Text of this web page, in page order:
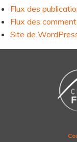
Flux des
Flux des
Site de